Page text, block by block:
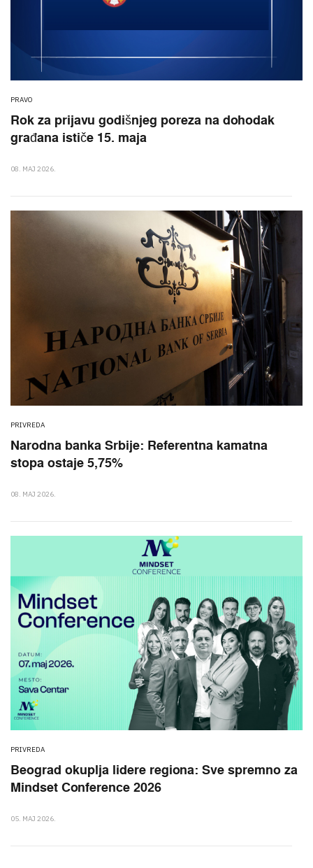
PRAVO
Rok za prijavu godišnjeg poreza na dohodak
građana ističe 15. maja
08. MAJ 2026.
PRIVREDA
Narodna banka Srbije: Referentna kamatna
stopa ostaje 5,75%
08. MAJ 2026.
PRIVREDA
Beograd okuplja lidere regiona: Sve spremno za
Mindset Conference 2026
05. MAJ 2026.